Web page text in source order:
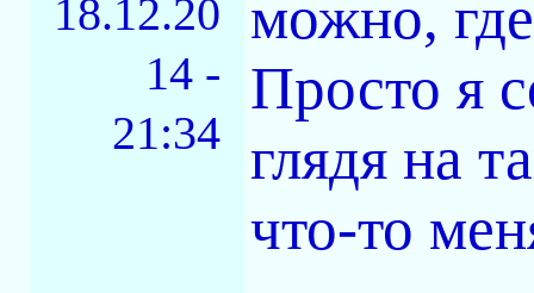
18.12.20
14 -
21:34
можно,
Просто я
глядя на
что-то